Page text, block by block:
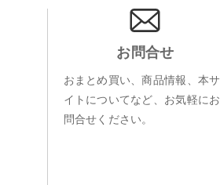
お問合せ
おまとめ買い、商品情報、本サ
イトについてなど、お気軽にお
問合せください。